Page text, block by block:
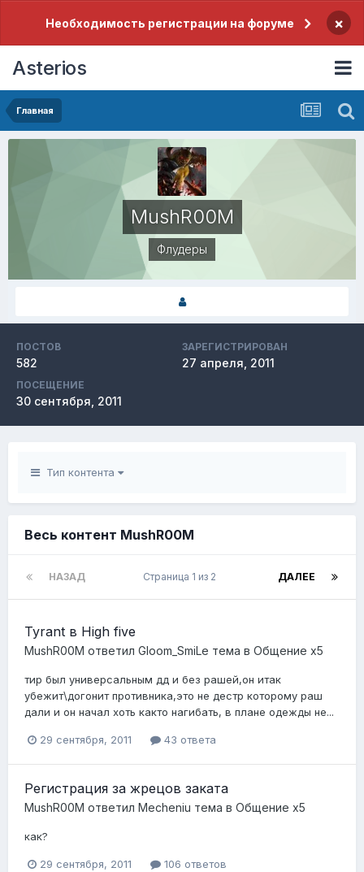
Необходимость регистрации на форуме ×
Asterios
Главная
MushR00M
Флудеры
ПОСТОВ
582
ЗАРЕГИСТРИРОВАН
27 апреля, 2011
ПОСЕЩЕНИЕ
30 сентября, 2011
Тип контента
Весь контент MushR00M
НАЗАД ДАЛЕЕ
Страница 1 из 2
Tyrant в High five
MushR00M ответил Gloom_SmiLe тема в Общение x5
тир был универсальным дд и без рашей,он итак
убежит\догонит противника,это не дестр которому раш
дали и он начал хоть както нагибать, в плане одежды не...
29 сентября, 2011 43 ответа
Регистрация за жрецов заката
MushR00M ответил Mecheniu тема в Общение x5
как?
29 сентября, 2011 106 ответов